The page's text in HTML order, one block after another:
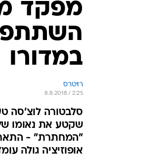
מפקד
במדורו
רויטרס
8.8.2018 / 2:25
סלבטורה לוצ'סה
שקטע את נאומו
"המחתרת" -
אופוזיציה גולה